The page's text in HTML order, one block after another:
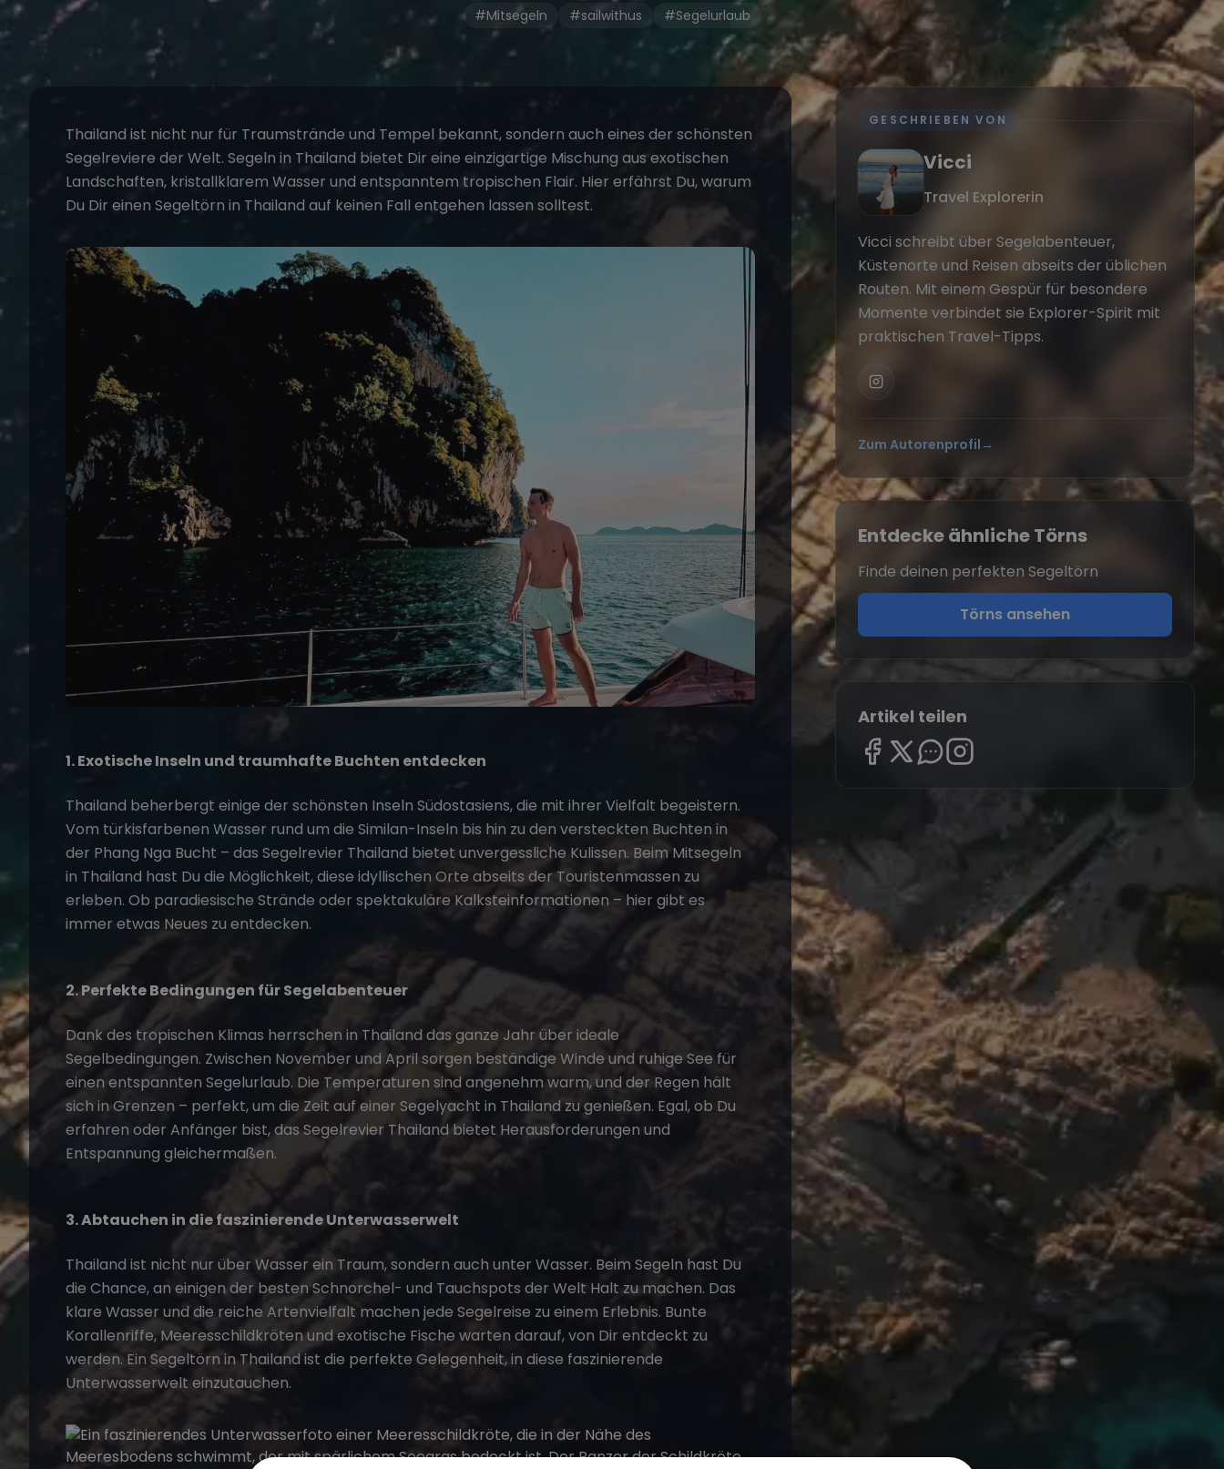
#Mitsegeln #sailwithus #Segelurlaub
Thailand ist nicht nur für Traumstrände und Tempel bekannt, sondern auch eines der schönsten
Segelreviere der Welt. Segeln in Thailand bietet Dir eine einzigartige Mischung aus exotischen
Landschaften, kristallklarem Wasser und entspanntem tropischen Flair. Hier erfährst Du, warum
Du Dir einen Segeltörn in Thailand auf keinen Fall entgehen lassen solltest.
1. Exotische Inseln und traumhafte Buchten entdecken
Thailand beherbergt einige der schönsten Inseln Südostasiens, die mit ihrer Vielfalt begeistern.
Vom türkisfarbenen Wasser rund um die Similan-Inseln bis hin zu den versteckten Buchten in
der Phang Nga Bucht – das Segelrevier Thailand bietet unvergessliche Kulissen. BeimMitsegeln
in Thailand hast Du die Möglichkeit, diese idyllischen Orte abseits der Touristenmassen zu
erleben. Ob paradiesische Strände oder spektakuläre Kalksteinformationen – hier gibt es
immer etwas Neues zu entdecken.
2. Perfekte Bedingungen für Segelabenteuer
Dank des tropischen Klimas herrschen in Thailand das ganze Jahr über ideale
Segelbedingungen. Zwischen November und April sorgen beständige Winde und ruhige See für
einen entspannten Segelurlaub. Die Temperaturen sind angenehm warm, und der Regen hält
sich in Grenzen – perfekt, um die Zeit auf einer Segelyacht in Thailand zu genießen. Egal, ob Du
erfahren oder Anfänger bist, das Segelrevier Thailand bietet Herausforderungen und
Entspannung gleichermaßen.
3. Abtauchen in die faszinierende Unterwasserwelt
Thailand ist nicht nur über Wasser ein Traum, sondern auch unter Wasser. Beim Segeln hast Du
die Chance, an einigen der besten Schnorchel- und Tauchspots der Welt Halt zu machen. Das
klare Wasser und die reiche Artenvielfalt machen jede Segelreise zu einem Erlebnis. Bunte
Korallenriffe, Meeresschildkröten und exotische Fische warten darauf, von Dir entdeckt zu
werden. Ein Segeltörn in Thailand ist die perfekte Gelegenheit, in diese faszinierende
Unterwasserwelt einzutauchen.
GESCHRIEBEN VON
Vicci
Travel Explorerin
Vicci schreibt über Segelabenteuer,
Küstenorte und Reisen abseits der üblichen
Routen. Mit einem Gespür für besondere
Momente verbindet sie Explorer-Spirit mit
praktischen Travel-Tipps.
Zum Autorenprofil →
Entdecke ähnliche Törns
Finde deinen perfekten Segeltörn
Törns ansehen
Artikel teilen